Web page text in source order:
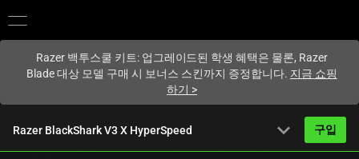
Razer 백투스쿨 키트: 업그레이드된 학생 혜택은 물론, Razer
Blade 대상 모델 구매 시 보너스 스킨까지 증정합니다. 지금 쇼핑
하기 >
Razer BlackShark V3 X HyperSpeed expand_more 구입